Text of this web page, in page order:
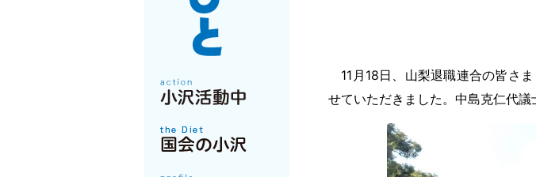
11月18日、山梨退職連合の皆さ
せていただきました。中島克仁代議